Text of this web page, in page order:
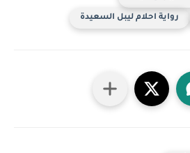
رواية احلام ليبل السعيدة